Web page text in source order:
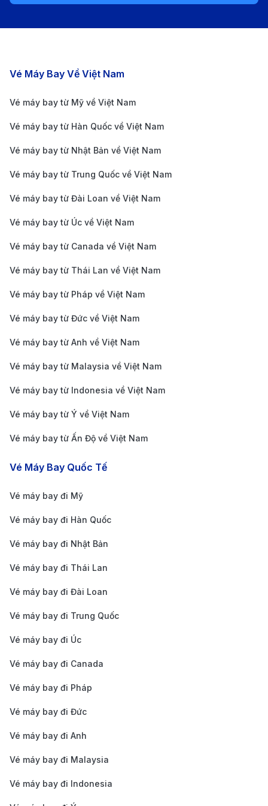
năng tiếp nhận các chuyến bay với máy bay cỡ vừa,
phục vụ nhu cầu di chuyển của hành khách và thúc
quầy vé và dịch vụ ăn uống, sân bay Rạch Giá còn
đặc biệt đối với các điểm đến nổi tiếng như Phú Quốc.
Hướng dẫn di chuyển từ sân bay Rạch Giá đến trung
chuyển từ trung tâm Rạch Giá đến sân bay:
Taxi: Đây là lựa chọn thuận tiện và nhanh chóng
nhất, đặc biệt khi bạn đi cùng nhóm người hoặc
130.000 - 150.000 VNĐ cho một lượt, có thể dao
động tùy vào tình trạng giao thông.
Dịch vụ xe công nghệ Grab:
chỉ cần đặt xe qua ứng dụng, chọn loại xe phù hợp
và thanh toán qua điện thoại. Thời gian di chuyển
khoảng và giá cước dao động tùy vào loại xe và
tình trạng giao thông.
thích hợp nếu bạn mang nhiều hành lý. Xe buýt có
đi.
Thuê xe máy: Nếu bạn muốn chủ động trong việc
di chuyển và khám phá thành phố, thuê xe máy là
tùy loại xe.
Bí quyết săn vé máy bay từ Thanh
Hóa đi Rạch Giá giá rẻ
Đặt vé sớm từ 1–2 tháng
không chỉ giúp bạn tiết kiệm chi phí mà còn tăng
không thường giảm giá vé vào dịp lễ, Tết hoặc mùa
thấp điểm. Hãy cập nhật thông tin khuyến mãi để
không bỏ lỡ cơ hội.
Các chặng bay nổi bật
Vé Máy Bay Về Việt Nam
Vé máy bay từ Mỹ về Việt Nam
Vé máy bay từ Hàn Quốc về Việt Nam
Vé máy bay từ Nhật Bản về Việt Nam
Vé máy bay từ Trung Quốc về Việt Nam
Vé máy bay từ Đài Loan về Việt Nam
Vé máy bay từ Úc về Việt Nam
Vé máy bay từ Canada về Việt Nam
Vé máy bay từ Thái Lan về Việt Nam
Vé máy bay từ Pháp về Việt Nam
Vé máy bay từ Đức về Việt Nam
Vé máy bay từ Anh về Việt Nam
Vé máy bay từ Malaysia về Việt Nam
Vé máy bay từ Indonesia về Việt Nam
Vé máy bay từ Ý về Việt Nam
Vé máy bay từ Ấn Độ về Việt Nam
Vé Máy Bay Quốc Tế
Vé máy bay đi Mỹ
Vé máy bay đi Hàn Quốc
Vé máy bay đi Nhật Bản
Vé máy bay đi Thái Lan
Vé máy bay đi Đài Loan
Vé máy bay đi Trung Quốc
Vé máy bay đi Úc
Vé máy bay đi Canada
Vé máy bay đi Pháp
Vé máy bay đi Đức
Vé máy bay đi Anh
Vé máy bay đi Malaysia
Vé máy bay đi Indonesia